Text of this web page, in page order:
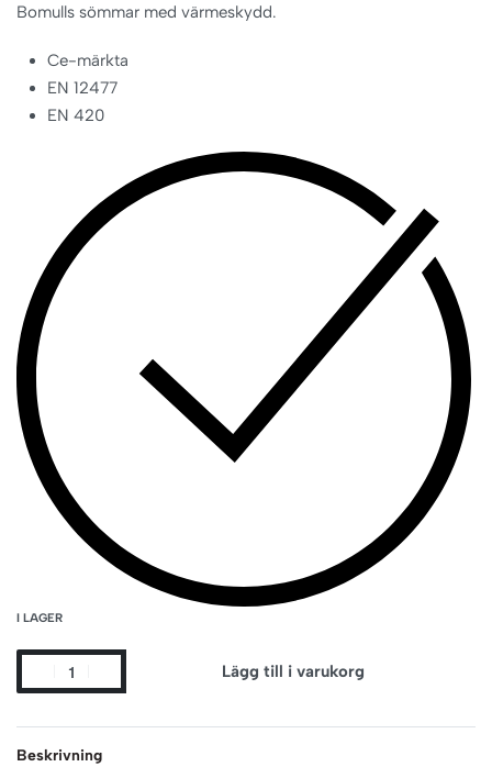
Bomulls sömmar med värmeskydd.
Ce-märkta
EN 12477
EN 420
I LAGER
Lägg till i varukorg
Beskrivning